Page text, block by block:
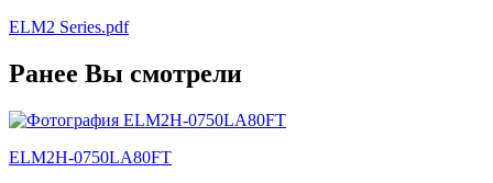
ELM2 Series.pdf
Ранее Вы смотрели
ELM2H-0750LA80FT